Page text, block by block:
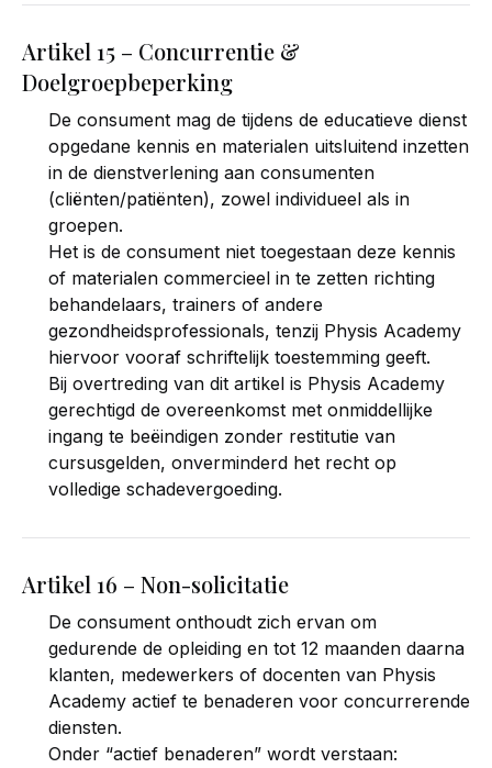
Artikel 15 – Concurrentie &
Doelgroepbeperking
De consument mag de tijdens de educatieve dienst
opgedane kennis en materialen uitsluitend inzetten
in de dienstverlening aan consumenten
(cliënten/patiënten), zowel individueel als in
groepen.
Het is de consument niet toegestaan deze kennis
of materialen commercieel in te zetten richting
behandelaars, trainers of andere
gezondheidsprofessionals, tenzij Physis Academy
hiervoor vooraf schriftelijk toestemming geeft.
Bij overtreding van dit artikel is Physis Academy
gerechtigd de overeenkomst met onmiddellijke
ingang te beëindigen zonder restitutie van
cursusgelden, onverminderd het recht op
volledige schadevergoeding.
Artikel 16 – Non-solicitatie
De consument onthoudt zich ervan om
gedurende de opleiding en tot 12 maanden daarna
klanten, medewerkers of docenten van Physis
Academy actief te benaderen voor concurrerende
diensten.
Onder “actief benaderen” wordt verstaan: